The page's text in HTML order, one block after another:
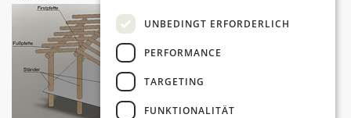
UNBEDINGT ERFORDERLICH
PERFORMANCE
TARGETING
FUNKTIONALITÄT